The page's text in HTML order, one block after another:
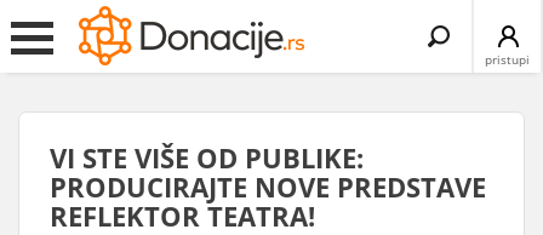
pristupi
Search
VI STE VIŠE OD PUBLIKE:
PRODUCIRAJTE NOVE PREDSTAVE
REFLEKTOR TEATRA!